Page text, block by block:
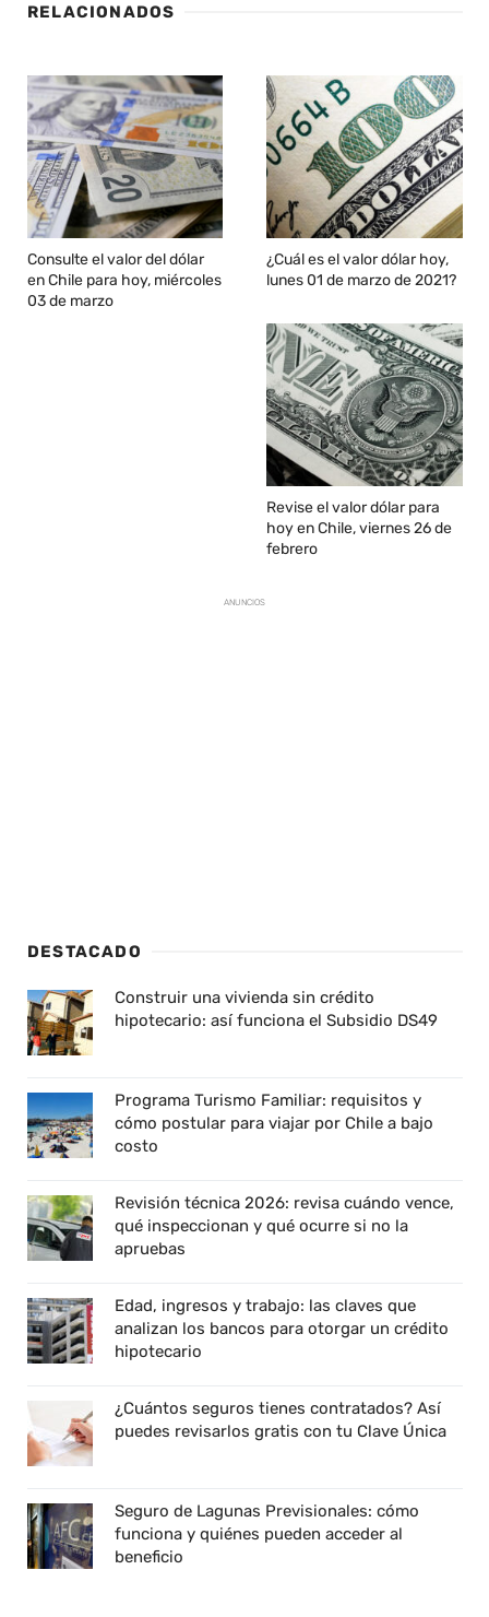
RELACIONADOS
Consulte el valor del dólar
en Chile para hoy, miércoles
03 de marzo
¿Cuál es el valor dólar hoy,
lunes 01 de marzo de 2021?
Revise el valor dólar para
hoy en Chile, viernes 26 de
febrero
ANUNCIOS
DESTACADO
Construir una vivienda sin crédito
hipotecario: así funciona el Subsidio DS49
Programa Turismo Familiar: requisitos y
cómo postular para viajar por Chile a bajo
costo
Revisión técnica 2026: revisa cuándo vence,
qué inspeccionan y qué ocurre si no la
apruebas
Edad, ingresos y trabajo: las claves que
analizan los bancos para otorgar un crédito
hipotecario
¿Cuántos seguros tienes contratados? Así
puedes revisarlos gratis con tu Clave Única
Seguro de Lagunas Previsionales: cómo
funciona y quiénes pueden acceder al
beneficio